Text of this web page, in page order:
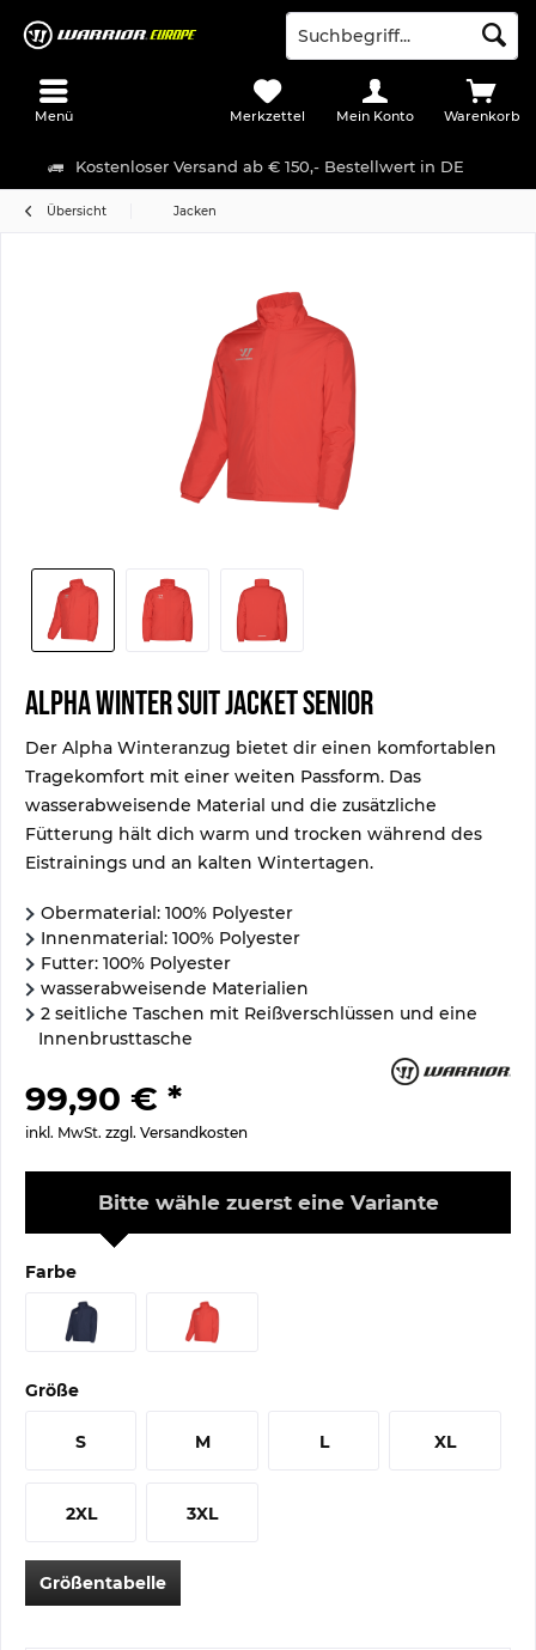
Kostenloser Versand ab € 150,- Bestellwert in DE
Menü Warenkorb
Merkzettel Mein Konto
Übersicht Jacken
Alpha Winter Suit Jacket Senior
Der Alpha Winteranzug bietet dir einen komfortablen
Tragekomfort mit einer weiten Passform. Das
wasserabweisende Material und die zusätzliche
Fütterung hält dich warm und trocken während des
Eistrainings und an kalten Wintertagen.
Obermaterial: 100% Polyester
Innenmaterial: 100% Polyester
Futter: 100% Polyester
wasserabweisende Materialien
2 seitliche Taschen mit Reißverschlüssen und eine
Innenbrusttasche
99,90 € *
inkl. MwSt. zzgl. Versandkosten
Bitte wähle zuerst eine Variante
Farbe
Größe
S M L XL
2XL 3XL
Größentabelle